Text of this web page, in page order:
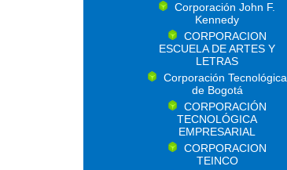
Corporación John F.
Kennedy
CORPORACION
ESCUELA DE ARTES Y
LETRAS
Corporación Tecnológica
de Bogotá
CORPORACIÓN
TECNOLÓGICA
EMPRESARIAL
CORPORACION
TEINCO